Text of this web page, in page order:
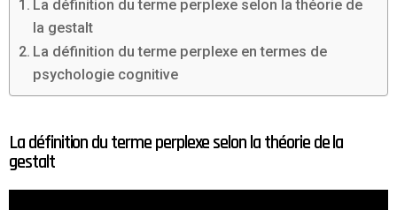
La définition du terme perplexe selon la théorie de
la gestalt
La définition du terme perplexe en termes de
psychologie cognitive
La définition du terme perplexe selon la théorie de la
gestalt